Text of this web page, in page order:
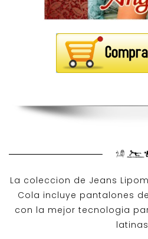
La coleccion de Jeans
Cola incluye pantalones de
con la mejor tecnologia
latinas